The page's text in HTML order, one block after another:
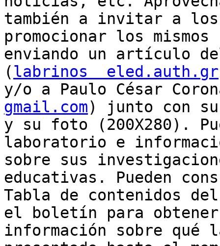
también a invitar a
promocionar los mismos
enviando un artículo
(labrinos  eled.auth.gr
y/o a Paulo César
gmail.com) junto con
y su foto (200X280).
laboratorio e
sobre sus
educativas. Pueden
Tabla de contenidos
el boletín para obtener
información sobre qué